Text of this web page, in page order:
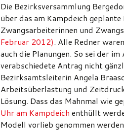
Die Bezirksversammlung
über das am Kampdeich
Zwangsarbeiterinnen und
Februar 2012). Alle Redner
auch die Planungen. So sei der
verabschiedete Antrag nicht
Bezirksamtsleiterin Angela
Arbeitsüberlastung und
Lösung. Dass das Mahnmal wie
Uhr am Kampdeich enthüllt
Modell vorlieb genommen